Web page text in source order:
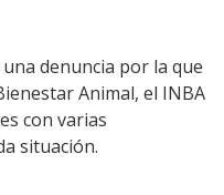
denuncia por la que
Animal, el INBA
con varias
situación.